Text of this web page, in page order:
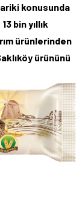
konusunda
bin yıllık
ürünlerinden
ürününü